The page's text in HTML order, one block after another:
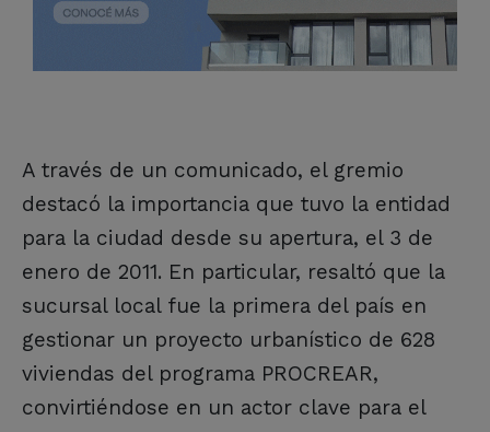
A través de un comunicado, el gremio
destacó la importancia que tuvo la entidad
para la ciudad desde su apertura, el 3 de
enero de 2011. En particular, resaltó que la
sucursal local fue la primera del país en
gestionar un proyecto urbanístico de 628
viviendas del programa PROCREAR,
convirtiéndose en un actor clave para el